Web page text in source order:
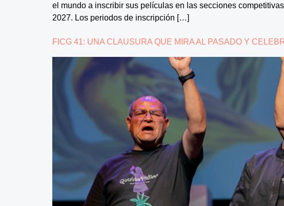
el mundo a inscribir sus películas en las secciones
2027. Los periodos de inscripción […]
FICG 41: UNA CLAUSURA QUE MIRA AL PASADO Y